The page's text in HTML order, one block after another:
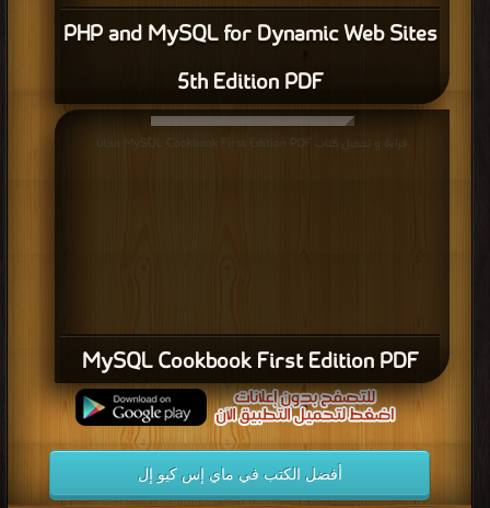
PHP and MySQL for Dynamic Web Sites
5th Edition PDF
MySQL Cookbook First Edition PDF
قراءة و تحميل كتاب MySQL Cookbook First Edition PDF مجانا
أفضل الكتب في ماي إس كيو إل